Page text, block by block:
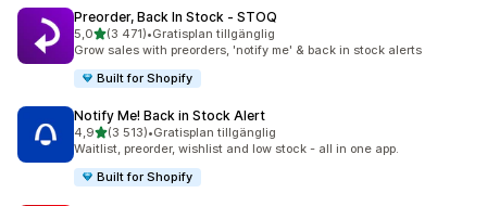
Preorder, Back In Stock ‑ STOQ
5,0av 5 stjärnor
(3 471)
3471 recensioner totalt
•Gratisplan tillgänglig
Grow sales with preorders, 'notify me' & back in stock alerts
Built for Shopify
Notify Me! Back in Stock Alert
4,9av 5 stjärnor
(3 513)
3513 recensioner totalt
•Gratisplan tillgänglig
Waitlist, preorder, wishlist and low stock - all in one app.
Built for Shopify